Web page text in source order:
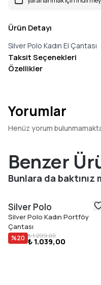
Ürün Detayı
Silver Polo Kadın El Çantası
Taksit Seçenekleri
Özellikler
Yorumlar
Henüz yorum
Benzer
Bunlara da baktınız
Silver Polo
Silver Polo Kadın Portföy
Çantası
%20 ₺ 1.299,00
₺ 1.039,00